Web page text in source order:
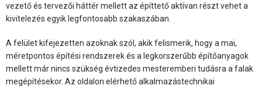
vezető és tervezői háttér mellett az építtető aktívan részt vehet a
kivitelezés egyik legfontosabb szakaszában.
A felület kifejezetten azoknak szól, akik felismerik, hogy a mai,
méretpontos építési rendszerek és a legkorszerűbb építőanyagok
mellett már nincs szükség évtizedes mesteremberi tudásra a falak
megépítésekor. Az oldalon elérhető alkalmazástechnikai